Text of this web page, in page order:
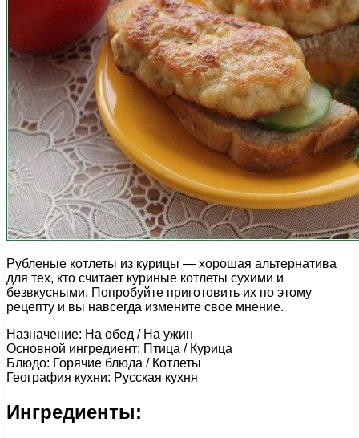
Рубленые котлеты из курицы — хорошая альтернатива
для тех, кто считает куриные котлеты сухими и
безвкусными. Попробуйте приготовить их по этому
рецепту и вы навсегда измените свое мнение.
Назначение: На обед / На ужин
Основной ингредиент: Птица / Курица
Блюдо: Горячие блюда / Котлеты
География кухни: Русская кухня
Ингредиенты: